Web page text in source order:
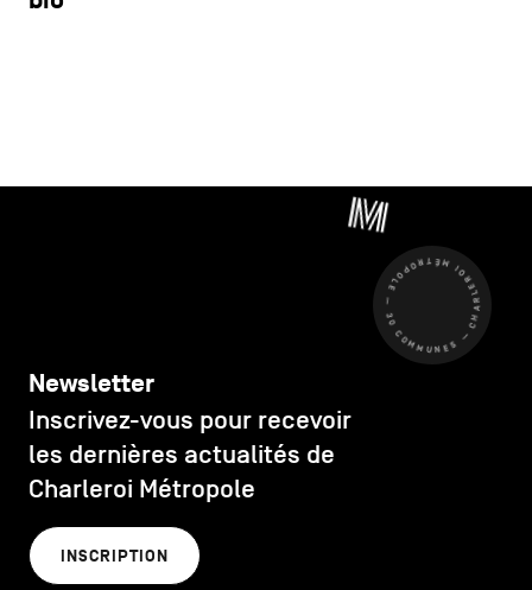
CHARLEROI MÉTROPOLE — 30 COMMUNES —
Newsletter
Inscrivez-vous pour recevoir
les dernières actualités de
Charleroi Métropole
INSCRIPTION